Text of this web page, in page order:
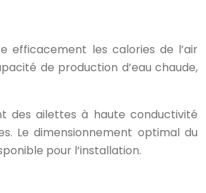
efficacement les calories de l’air
de production d’eau chaude,
des ailettes à haute conductivité
Le dimensionnement optimal du
pour l’installation.